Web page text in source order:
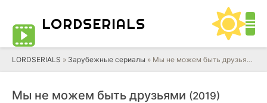
LORDSERIALS
LORDSERIALS » Зарубежные сериалы » Мы не можем быть друзьями
Мы не можем быть друзьями (2019)